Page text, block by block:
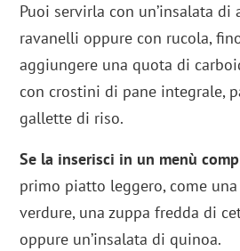
Puoi servirla con un’insalata
ravanelli oppure con rucola,
aggiungere una quota di
con crostini di pane integrale,
gallette di riso.
Se la inserisci in un menù
primo piatto leggero, come
verdure, una zuppa fredda di
oppure un’insalata di quinoa.